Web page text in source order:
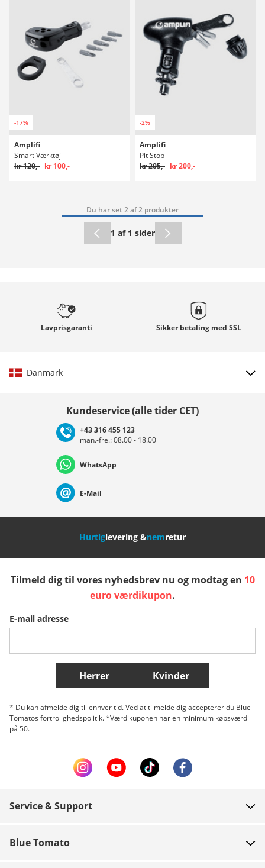
-17%
Amplifi
Smart Værktøj
kr 120,- kr 100,-
-2%
Amplifi
Pit Stop
kr 205,- kr 200,-
Du har set 2 af 2 produkter
1 af 1 sider
Lavprisgaranti Sikker betaling med SSL
Danmark
Deutschland Österreich
Nederland Italia (Italiano) Italien (Deutsch)
Slovenija
Belgique (Français) Danmark Norge
Flere lande
Kundeservice (alle tider CET)
+43 316 455 123
man.-fre.: 08.00 - 18.00
WhatsApp
E-Mail
Hurtiglevering &nemretur
Tilmeld dig til vores nyhedsbrev nu og modtag en 10
euro værdikupon.
E-mail adresse
Herrer Kvinder
* Du kan afmelde dig til enhver tid. Ved at tilmelde dig accepterer du Blue
Tomatos fortrolighedspolitik. *Værdikuponen har en minimum købsværdi
på 50.
Service & Support
Blue Tomato